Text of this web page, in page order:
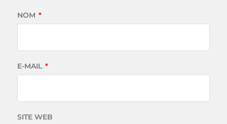
NOM *
E-MAIL *
SITE WEB